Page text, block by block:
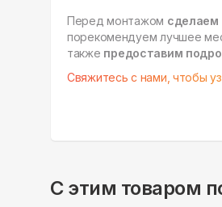
Перед монтажом сделаем
порекомендуем лучшее
также предоставим
Свяжитесь с нами, чтобы
С этим товаром